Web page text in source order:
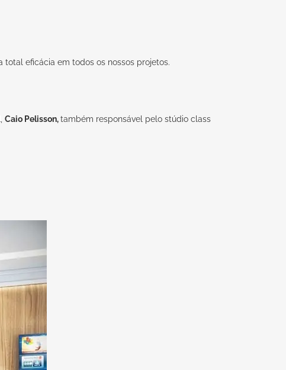
eficácia em todos os nossos projetos.
Caio Pelisson,também responsável pelo stúdio class